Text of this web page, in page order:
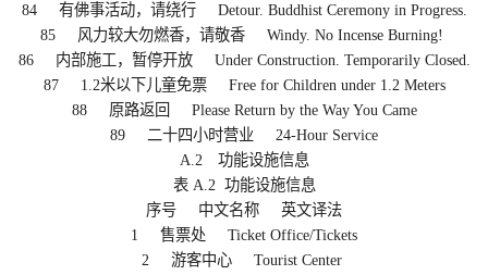
84 有佛事活动，请绕行 Detour. Buddhist Ceremony in Progress.
85 风力较大勿燃香，请敬香 Windy. No Incense Burning!
86 内部施工，暂停开放 Under Construction. Temporarily Closed.
87 1.2米以下儿童免票 Free for Children under 1.2 Meters
88 原路返回 Please Return by the Way You Came
89 二十四小时营业 24-Hour Service
A.2 功能设施信息
表 A.2 功能设施信息
序号 中文名称 英文译法
1 售票处 Ticket Office/Tickets
2 游客中心 Tourist Center